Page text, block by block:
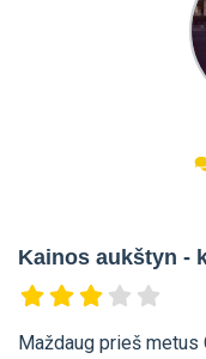
Kainos aukštyn -
Maždaug prieš